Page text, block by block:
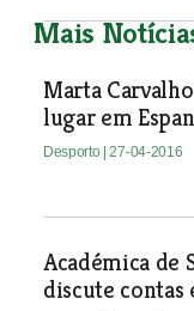
Mais
Marta
lugar em
Desporto | 27-04-2016
Académica de
discute contas